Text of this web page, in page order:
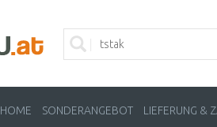
HOME SONDERANGEBOT LIEFERUNG &